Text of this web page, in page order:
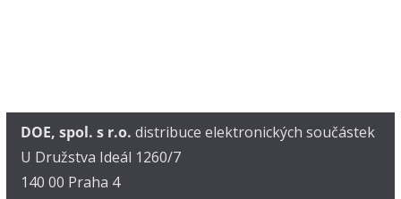
DOE, spol. s r.o. distribuce elektronických součástek
U Družstva Ideál 1260/7
140 00 Praha 4